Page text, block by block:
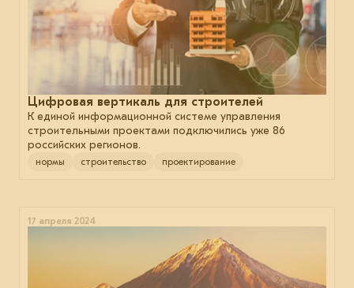
Цифровая вертикаль для строителей
К единой информационной системе управления
строительными проектами подключились уже 86
российских регионов.
нормы строительство проектирование
17 апреля 2024